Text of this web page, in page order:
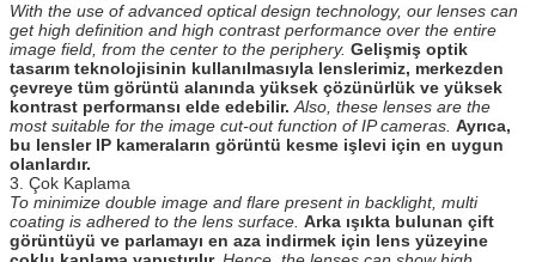
With the use of advanced optical design technology, our lenses can
get high definition and high contrast performance over the entire
image field, from the center to the periphery. Gelişmiş optik
tasarım teknolojisinin kullanılmasıyla lenslerimiz, merkezden
çevreye tüm görüntü alanında yüksek çözünürlük ve yüksek
kontrast performansı elde edebilir. Also, these lenses are the
most suitable for the image cut-out function of IP cameras. Ayrıca,
bu lensler IP kameraların görüntü kesme işlevi için en uygun
olanlardır.
3. Çok Kaplama
To minimize double image and flare present in backlight, multi
coating is adhered to the lens surface. Arka ışıkta bulunan çift
görüntüyü ve parlamayı en aza indirmek için lens yüzeyine